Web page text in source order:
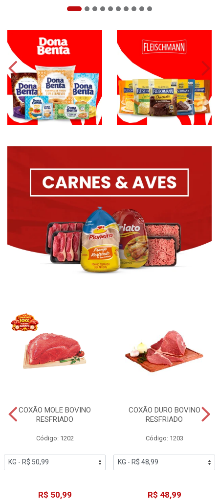
COXÃO MOLE BOVINO
RESFRIADO
Código: 1202
R$ 50,99
COXÃO DURO BOVINO
RESFRIADO
Código: 1203
R$ 48,99